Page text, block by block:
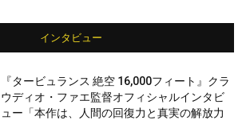
インタビュー
『タービュランス 絶空 16,000フィート』クラ
ウディオ・ファエ監督オフィシャルインタビ
ュー「本作は、人間の回復力と真実の解放力